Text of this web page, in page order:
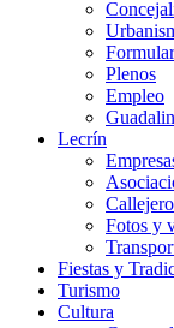
Plenos
Empleo
Lecrín
Callejero
Fotos y
Fiestas y
Turismo
Cultura